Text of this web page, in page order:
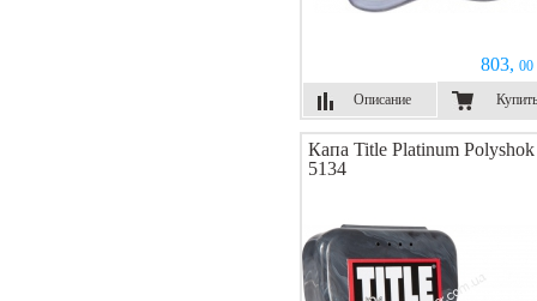
803, 00
Описание
Купить
Капа Title Platinum Polyshok
5134